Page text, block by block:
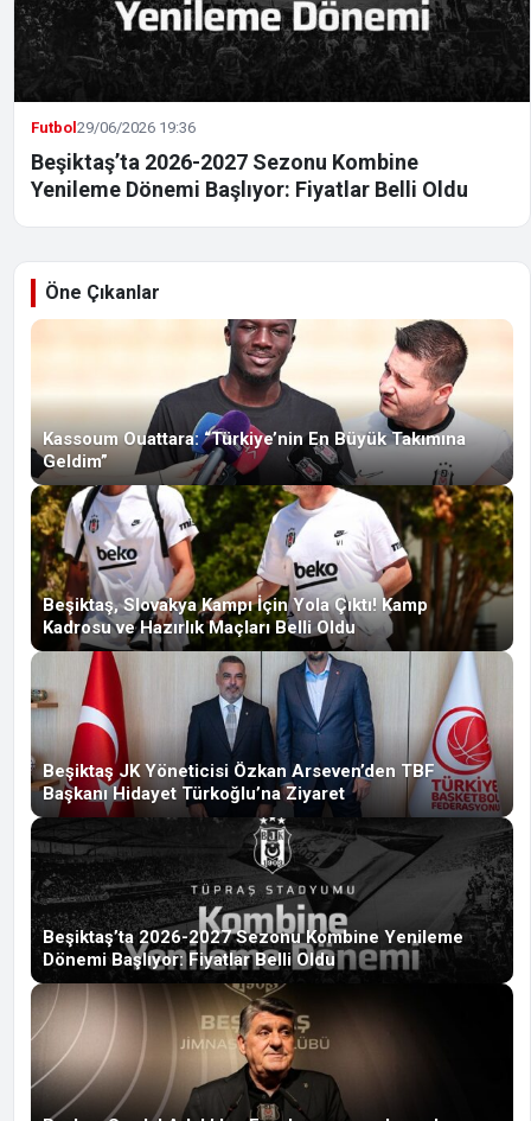
Futbol29/06/2026 19:36
Beşiktaş’ta 2026-2027 Sezonu Kombine
Yenileme Dönemi Başlıyor: Fiyatlar Belli Oldu
Öne Çıkanlar
Kassoum Ouattara: “Türkiye’nin En Büyük Takımına
Geldim”
Beşiktaş, Slovakya Kampı İçin Yola Çıktı! Kamp
Kadrosu ve Hazırlık Maçları Belli Oldu
Beşiktaş JK Yöneticisi Özkan Arseven’den TBF
Başkanı Hidayet Türkoğlu’na Ziyaret
Beşiktaş’ta 2026-2027 Sezonu Kombine Yenileme
Dönemi Başlıyor: Fiyatlar Belli Oldu